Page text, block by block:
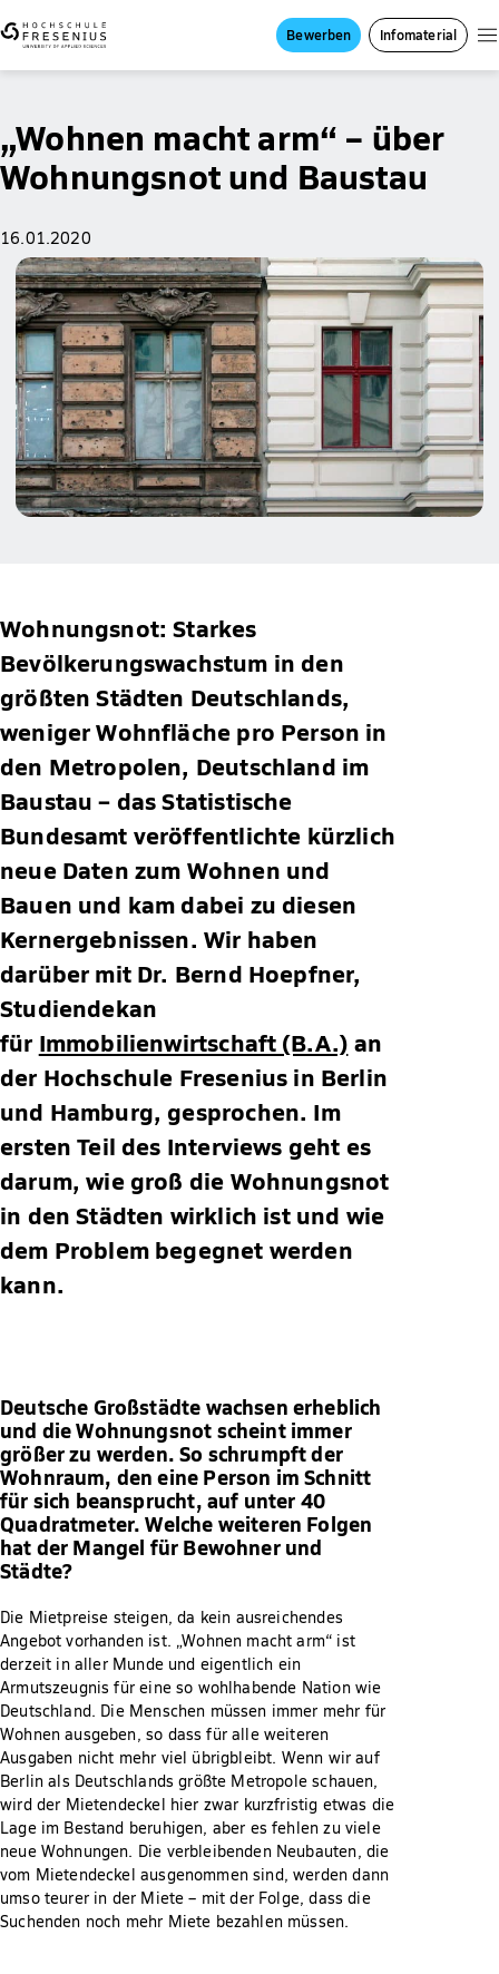
Bewerben Infomaterial
„Wohnen macht arm“ – über
Wohnungsnot und Baustau
16.01.2020
Wohnungsnot: Starkes
Bevölkerungswachstum in den
größten Städten Deutschlands,
weniger Wohnfläche pro Person in
den Metropolen, Deutschland im
Baustau – das Statistische
Bundesamt veröffentlichte kürzlich
neue Daten zum Wohnen und
Bauen und kam dabei zu diesen
Kernergebnissen. Wir haben
darüber mit Dr. Bernd Hoepfner,
Studiendekan
für Immobilienwirtschaft (B.A.) an
der Hochschule Fresenius in Berlin
und Hamburg, gesprochen. Im
ersten Teil des Interviews geht es
darum, wie groß die Wohnungsnot
in den Städten wirklich ist und wie
dem Problem begegnet werden
kann.
Deutsche Großstädte wachsen erheblich
und die Wohnungsnot scheint immer
größer zu werden. So schrumpft der
Wohnraum, den eine Person im Schnitt
für sich beansprucht, auf unter 40
Quadratmeter. Welche weiteren Folgen
hat der Mangel für Bewohner und
Städte?
Die Mietpreise steigen, da kein ausreichendes
Angebot vorhanden ist. „Wohnen macht arm“ ist
derzeit in aller Munde und eigentlich ein
Armutszeugnis für eine so wohlhabende Nation wie
Deutschland. Die Menschen müssen immer mehr für
Wohnen ausgeben, so dass für alle weiteren
Ausgaben nicht mehr viel übrigbleibt. Wenn wir auf
Berlin als Deutschlands größte Metropole schauen,
wird der Mietendeckel hier zwar kurzfristig etwas die
Lage im Bestand beruhigen, aber es fehlen zu viele
neue Wohnungen. Die verbleibenden Neubauten, die
vom Mietendeckel ausgenommen sind, werden dann
umso teurer in der Miete – mit der Folge, dass die
Suchenden noch mehr Miete bezahlen müssen.